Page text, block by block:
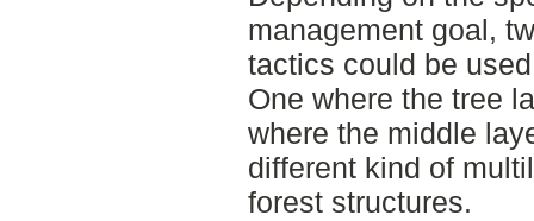
management goal,
tactics could be
One where the tree
where the middle
different kind of
forest structures.